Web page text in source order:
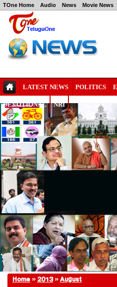
TOne Home Audio News Movie News
LATEST NEWS POLITICS
DEVOTIONAL NRI
Home»2013»August